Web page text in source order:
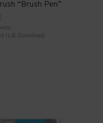
“Brush Pen”
(z.B. Download)